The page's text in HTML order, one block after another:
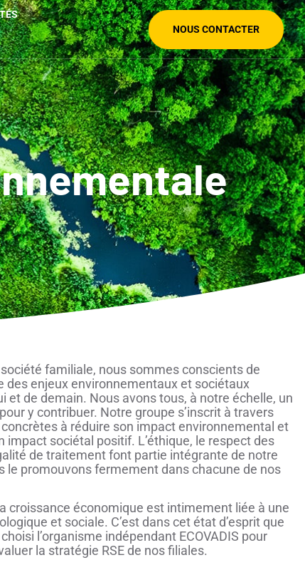
NOUS CONTACTER
familiale, nous sommes conscients de
des enjeux environnementaux et sociétaux
et de demain. Nous avons tous, à notre échelle, un
y contribuer. Notre groupe s’inscrit à travers
à réduire son impact environnemental et
impact sociétal positif. L’éthique, le respect des
de traitement font partie intégrante de notre
le promouvons fermement dans chacune de nos
croissance économique est intimement liée à une
et sociale. C’est dans cet état d’esprit que
l’organisme indépendant ECOVADIS pour
la stratégie RSE de nos filiales.